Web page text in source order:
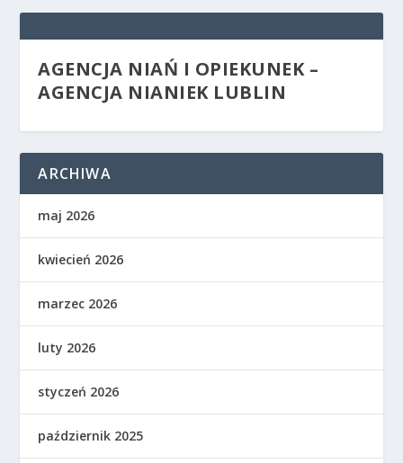
AGENCJA NIAŃ I OPIEKUNEK –
AGENCJA NIANIEK LUBLIN
ARCHIWA
maj 2026
kwiecień 2026
marzec 2026
luty 2026
styczeń 2026
październik 2025